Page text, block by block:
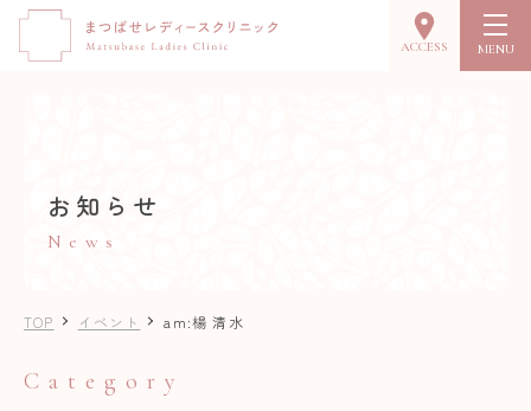
ACCESS MENU
お知らせ
News
TOP イベント am:楊 清水
Category